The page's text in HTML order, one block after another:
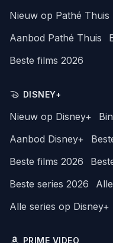
Nieuw op Pathé Thuis
Aanbod Pathé Thuis
Beste films 2026
DISNEY+
Nieuw op Disney+
Aanbod Disney+
Beste films 2026
Beste series 2026
Alle series op Disney+
PRIME VIDEO